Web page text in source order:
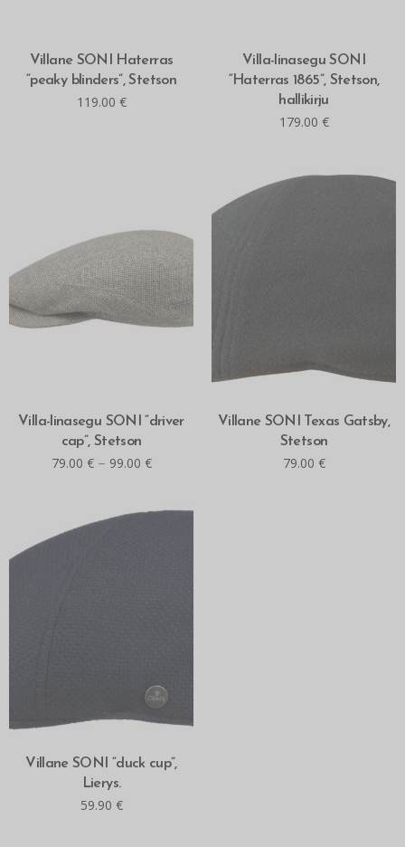
MITMEID VALIKUID
Villane SONI Haterras
“peaky blinders”, Stetson
119.00 €
MITMEID VALIKUID
Villa-linasegu SONI
“Haterras 1865”, Stetson,
hallikirju
179.00 €
MITMEID VALIKUID
Villa-linasegu SONI “driver
cap”, Stetson
79.00 €– 99.00 €
MITMEID VALIKUID
Villane SONI Texas Gatsby,
Stetson
79.00 €
MITMEID VALIKUID
Villane SONI “duck cup”,
Lierys.
59.90 €